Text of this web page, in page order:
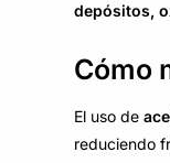
depósitos,
Cómo
El uso de
reduciendo